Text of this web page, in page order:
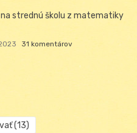
na strednú školu z matematiky
31 komentárov
(13)